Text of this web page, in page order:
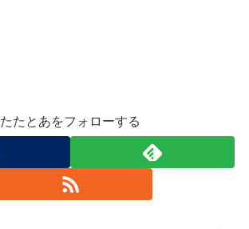
たたとあをフォローする